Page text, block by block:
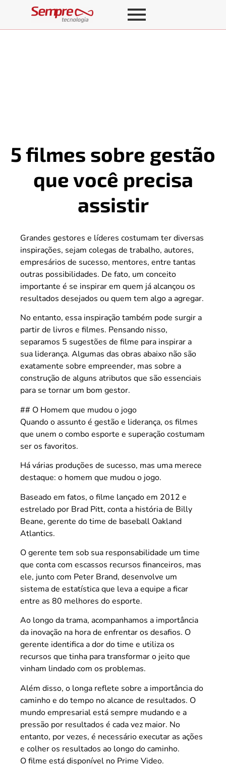
5 filmes sobre gestão
que você precisa
assistir
Grandes gestores e líderes costumam ter diversas
inspirações, sejam colegas de trabalho, autores,
empresários de sucesso, mentores, entre tantas
outras possibilidades. De fato, um conceito
importante é se inspirar em quem já alcançou os
resultados desejados ou quem tem algo a agregar.
No entanto, essa inspiração também pode surgir a
partir de livros e filmes. Pensando nisso,
separamos 5 sugestões de filme para inspirar a
sua liderança. Algumas das obras abaixo não são
exatamente sobre empreender, mas sobre a
construção de alguns atributos que são essenciais
para se tornar um bom gestor.
## O Homem que mudou o jogo
Quando o assunto é gestão e liderança, os filmes
que unem o combo esporte e superação costumam
ser os favoritos.
Há várias produções de sucesso, mas uma merece
destaque: o homem que mudou o jogo.
Baseado em fatos, o filme lançado em 2012 e
estrelado por Brad Pitt, conta a história de Billy
Beane, gerente do time de baseball Oakland
Atlantics.
O gerente tem sob sua responsabilidade um time
que conta com escassos recursos financeiros, mas
ele, junto com Peter Brand, desenvolve um
sistema de estatística que leva a equipe a ficar
entre as 80 melhores do esporte.
Ao longo da trama, acompanhamos a importância
da inovação na hora de enfrentar os desafios. O
gerente identifica a dor do time e utiliza os
recursos que tinha para transformar o jeito que
vinham lindado com os problemas.
Além disso, o longa reflete sobre a importância do
caminho e do tempo no alcance de resultados. O
mundo empresarial está sempre mudando e a
pressão por resultados é cada vez maior. No
entanto, por vezes, é necessário executar as ações
e colher os resultados ao longo do caminho.
O filme está disponível no Prime Video.